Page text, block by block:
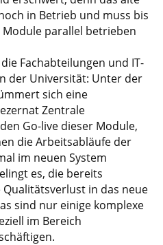
in Betrieb und muss bis
parallel betrieben
Fachabteilungen und IT-
der Universität: Unter der
sich eine
Zentrale
Go-live dieser Module,
die Arbeitsabläufe der
im neuen System
es, die bereits
in das neue
sind nur einige komplexe
im Bereich